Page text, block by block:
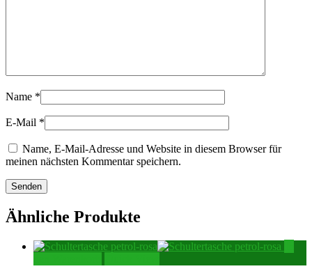
Name *
E-Mail *
Name, E-Mail-Adresse und Website in diesem Browser für
meinen nächsten Kommentar speichern.
Ähnliche Produkte